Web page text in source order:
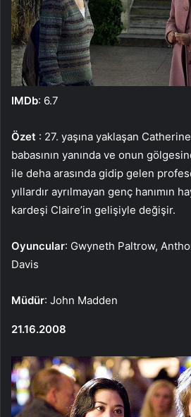
IMDb: 6.7
Özet : 27. yaşına yaklaşan
babasının yanında ve onun
ile deha arasında gidip gelen
yıllardır ayrılmayan genç hanımın
kardeşi Claire’in gelişiyle değişir.
Oyuncular: Gwyneth Paltrow,
Davis
Müdür: John Madden
21.16.2008